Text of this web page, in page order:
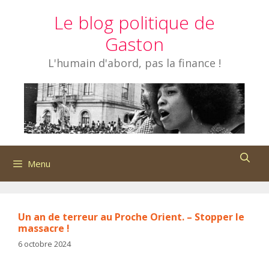
Le blog politique de
Gaston
L'humain d'abord, pas la finance !
Menu
Un an de terreur au Proche Orient. – Stopper le
massacre !
6 octobre 2024